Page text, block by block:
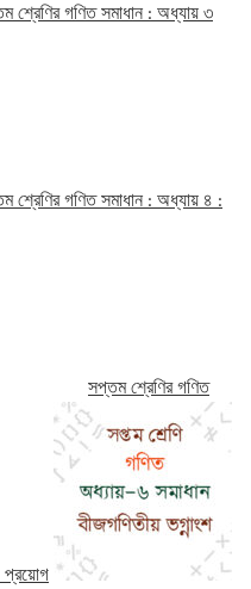
শ্রেণির গণিত সমাধান : অধ্যায় ৩
শ্রেণির গণিত সমাধান : অধ্যায় ৪ :
সপ্তম শ্রেণির গণিত
প্রয়োগ